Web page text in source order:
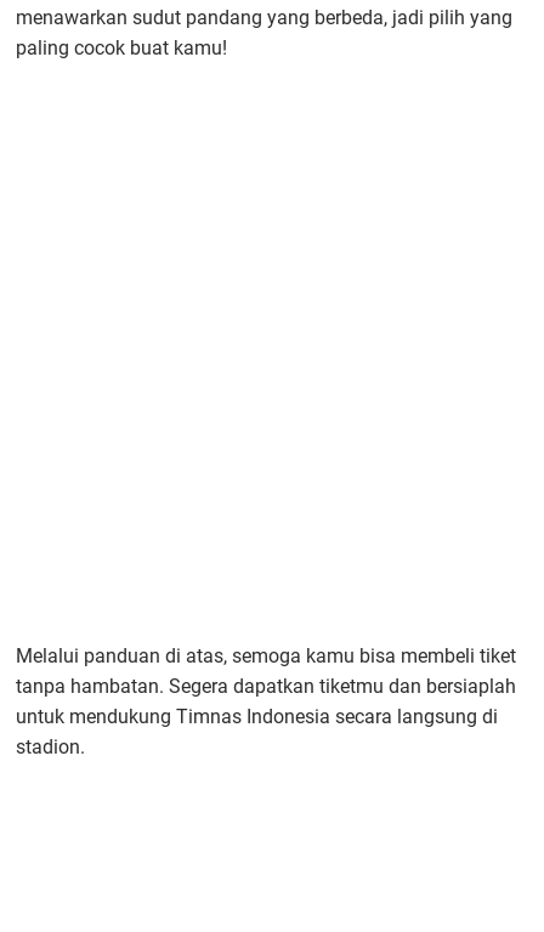
menawarkan sudut pandang yang berbeda, jadi pilih yang
paling cocok buat kamu!
Melalui panduan di atas, semoga kamu bisa membeli tiket
tanpa hambatan. Segera dapatkan tiketmu dan bersiaplah
untuk mendukung Timnas Indonesia secara langsung di
stadion.